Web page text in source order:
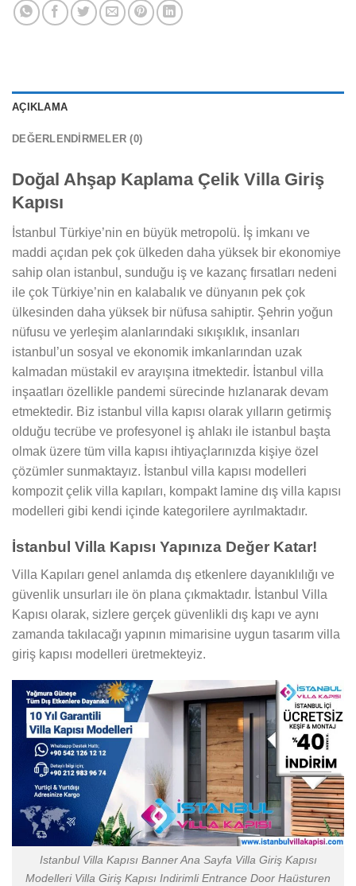
AÇIKLAMA
DEĞERLENDIRMELER (0)
Doğal Ahşap Kaplama Çelik Villa Giriş
Kapısı
İstanbul Türkiye’nin en büyük metropolü. İş imkanı ve
maddi açıdan pek çok ülkeden daha yüksek bir ekonomiye
sahip olan istanbul, sunduğu iş ve kazanç fırsatları nedeni
ile çok Türkiye’nin en kalabalık ve dünyanın pek çok
ülkesinden daha yüksek bir nüfusa sahiptir. Şehrin yoğun
nüfusu ve yerleşim alanlarındaki sıkışıklık, insanları
istanbul’un sosyal ve ekonomik imkanlarından uzak
kalmadan müstakil ev arayışına itmektedir. İstanbul villa
inşaatları özellikle pandemi sürecinde hızlanarak devam
etmektedir. Biz istanbul villa kapısı olarak yılların getirmiş
olduğu tecrübe ve profesyonel iş ahlakı ile istanbul başta
olmak üzere tüm villa kapısı ihtiyaçlarınızda kişiye özel
çözümler sunmaktayız. İstanbul villa kapısı modelleri
kompozit çelik villa kapıları, kompakt lamine dış villa kapısı
modelleri gibi kendi içinde kategorilere ayrılmaktadır.
İstanbul Villa Kapısı Yapınıza Değer Katar!
Villa Kapıları genel anlamda dış etkenlere dayanıklılığı ve
güvenlik unsurları ile ön plana çıkmaktadır. İstanbul Villa
Kapısı olarak, sizlere gerçek güvenlikli dış kapı ve aynı
zamanda takılacağı yapının mimarisine uygun tasarım villa
giriş kapısı modelleri üretmekteyiz.
Istanbul Villa Kapısı Banner Ana Sayfa Villa Giriş Kapısı
Modelleri Villa Giriş Kapısı Indirimli Entrance Door Haüsturen